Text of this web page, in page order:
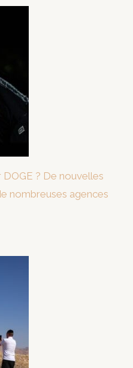
? De nouvelles
nombreuses agences